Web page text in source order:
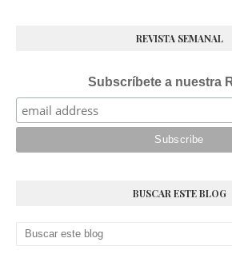
REVISTA SEMANAL
Subscríbete a nuestra
BUSCAR ESTE BLOG